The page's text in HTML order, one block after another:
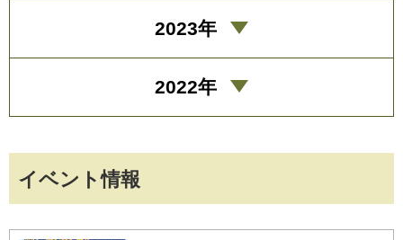
イベント情報
2023年
2022年